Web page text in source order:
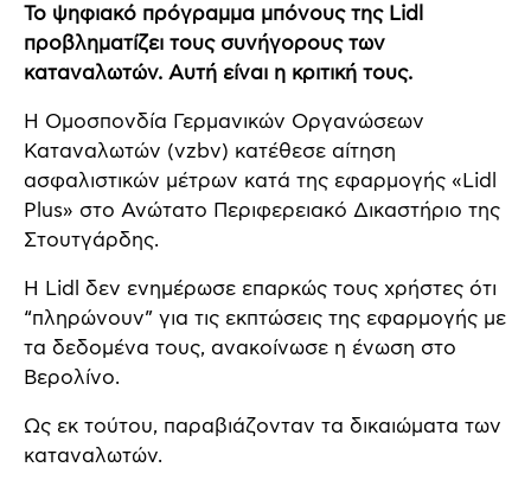
Το ψηφιακό πρόγραμμα μπόνους της Lidl
προβληματίζει τους συνήγορους των
καταναλωτών. Αυτή είναι η κριτική τους.
Η Ομοσπονδία Γερμανικών Οργανώσεων
Καταναλωτών (vzbv) κατέθεσε αίτηση
ασφαλιστικών μέτρων κατά της εφαρμογής «Lidl
Plus» στο Ανώτατο Περιφερειακό Δικαστήριο της
Στουτγάρδης.
Η Lidl δεν ενημέρωσε επαρκώς τους χρήστες ότι
“πληρώνουν” για τις εκπτώσεις της εφαρμογής με
τα δεδομένα τους, ανακοίνωσε η ένωση στο
Βερολίνο.
Ως εκ τούτου, παραβιάζονταν τα δικαιώματα των
καταναλωτών.